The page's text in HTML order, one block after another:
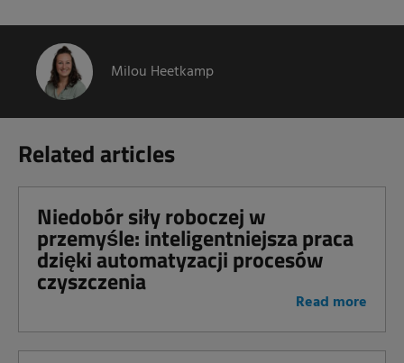
Milou Heetkamp
Related articles
Niedobór siły roboczej w
przemyśle: inteligentniejsza praca
dzięki automatyzacji procesów
czyszczenia
Read more